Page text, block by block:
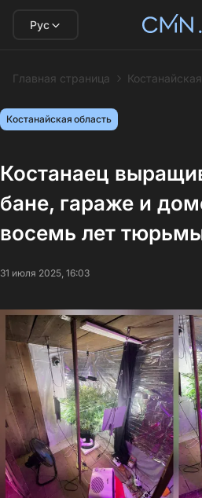
Рус
Главная страница
Костанайская область
Костанаец
бане, гараже и
восемь лет
31 июля 2025, 16:03